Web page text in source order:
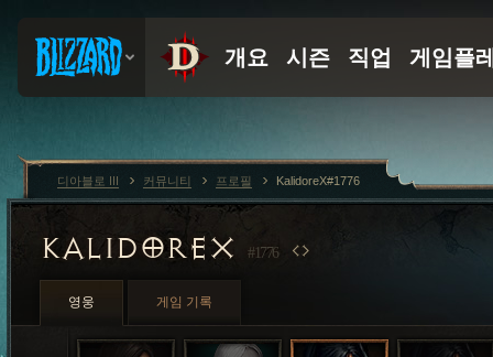
KALIDOREX #1776
영웅 게임 기록
디아블로 III 커뮤니티 프로필 KalidoreX#1776